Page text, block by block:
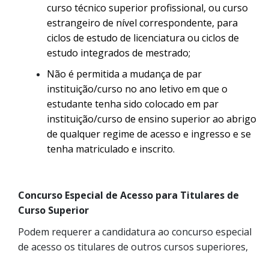
curso técnico superior profissional, ou curso
estrangeiro de nível correspondente, para
ciclos de estudo de licenciatura ou ciclos de
estudo integrados de mestrado;
Não é permitida a mudança de par
instituição/curso no ano letivo em que o
estudante tenha sido colocado em par
instituição/curso de ensino superior ao abrigo
de qualquer regime de acesso e ingresso e se
tenha matriculado e inscrito.
Concurso Especial de Acesso para Titulares de
Curso Superior
Podem requerer a candidatura ao concurso especial
de acesso os titulares de outros cursos superiores,